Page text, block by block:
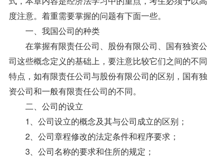
度注意。着重需要掌握的问题有下面一些。
一、我国公司的种类
在掌握有限责任公司、股份有限公司、国有独资公
司这些概念定义的基础上，要注意比较它们之间的不同
特点，如有限责任公司与股份有限公司的区别，国有独
资公司和一般有限责任公司的不同。
二、公司的设立
1、公司设立的概念及其与公司成立的区别；
2、公司章程修改的法定条件和程序要求；
3、公司名称的要求和住所的规定；